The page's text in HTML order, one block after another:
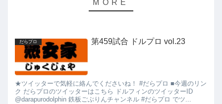
だらプロ 第459試合 ドルプロ vol.23
★ツイッターで気軽に絡んでくださいね！ #だらプロ ■今週のリン
ク だらプロのツイッターはこちら ドルフィンのツイッターID
@darapurodolphin 鉄板ごぶりんチャンネル #だらプロ でツ...